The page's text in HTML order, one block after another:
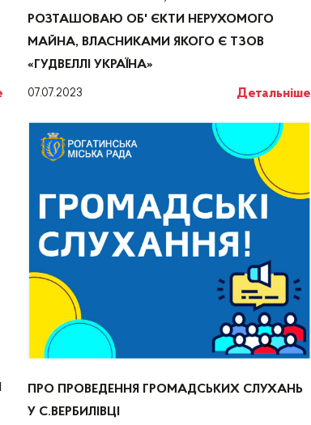
РОЗТАШОВАЮ ОБ' ЄКТИ НЕРУХОМОГО
МАЙНА, ВЛАСНИКАМИ ЯКОГО Є ТЗОВ
«ГУДВЕЛЛІ УКРАЇНА»
07.07.2023 Детальніше
ПРО ПРОВЕДЕННЯ ГРОМАДСЬКИХ СЛУХАНЬ
У С.ВЕРБИЛІВЦІ